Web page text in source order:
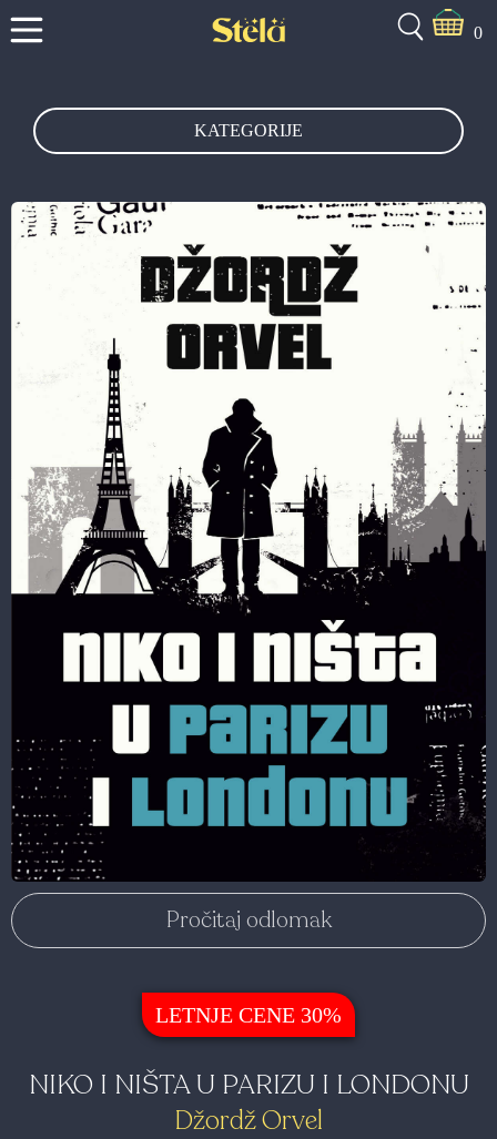
0
KATEGORIJE
Pročitaj odlomak
LETNJE CENE 30%
NIKO I NIŠTA U PARIZU I LONDONU
Džordž Orvel